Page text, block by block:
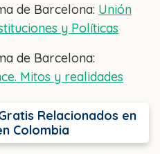
de Barcelona: Unión
y Políticas
de Barcelona:
Mitos y realidades
Relacionados en
Colombia